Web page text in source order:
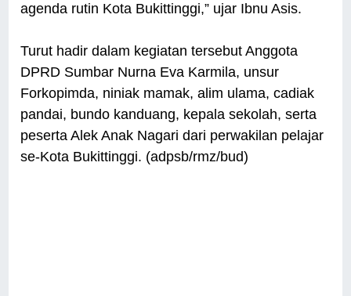
agenda rutin Kota Bukittinggi,” ujar Ibnu Asis.
Turut hadir dalam kegiatan tersebut Anggota
DPRD Sumbar Nurna Eva Karmila, unsur
Forkopimda, niniak mamak, alim ulama, cadiak
pandai, bundo kanduang, kepala sekolah, serta
peserta Alek Anak Nagari dari perwakilan pelajar
se-Kota Bukittinggi. (adpsb/rmz/bud)